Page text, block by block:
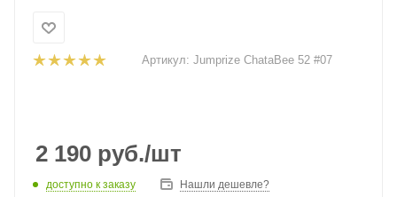
Артикул: Jumprize ChataBee 52 #07
2 190 руб./шт
доступно к заказу Нашли дешевле?